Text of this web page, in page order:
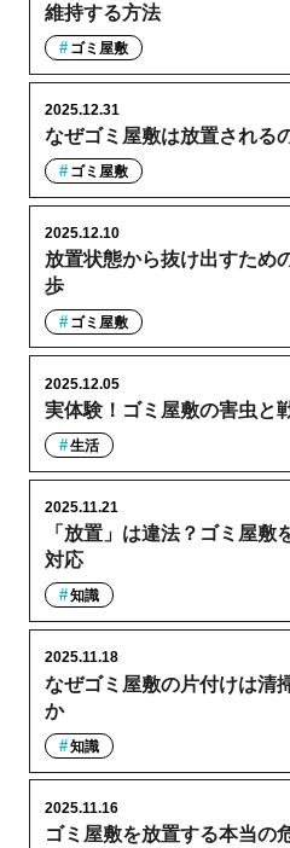
維持する方法
ゴミ屋敷
なぜゴミ屋敷は放置される
2025.12.31
ゴミ屋敷
放置状態から抜け出すため
歩
2025.12.10
ゴミ屋敷
実体験！ゴミ屋敷の害虫と
2025.12.05
生活
「放置」は違法？ゴミ屋敷
対応
2025.11.21
知識
なぜゴミ屋敷の片付けは清
か
2025.11.18
知識
ゴミ屋敷を放置する本当の
2025.11.16